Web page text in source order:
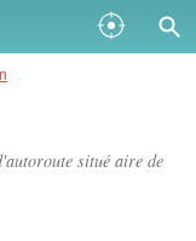
situé aire de